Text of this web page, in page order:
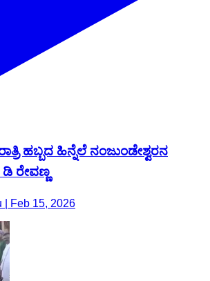
ಹಬ್ಬದ ಹಿನ್ನೆಲೆ ನಂಜುಂಡೇಶ್ವರನ
ರೇವಣ್ಣ
| Feb 15, 2026